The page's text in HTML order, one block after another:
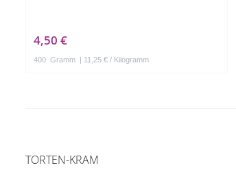
4,50 €
400 Gramm | 11,25 € / Kilogramm
TORTEN-KRAM